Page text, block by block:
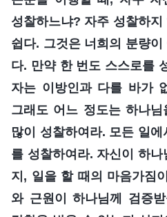
성찰하느냐? 자주 성찰하지
쉽다. 그것은 너희의 분량이
다. 만약 한 번도 스스로를
자는 이방인과 다를 바가
그래도 어느 정도는 하나
많이 성찰하여라. 모든 일
를 성찰하여라. 자신이 하
지, 일을 할 때의 마음가짐
와 근원이 하나님께 검증